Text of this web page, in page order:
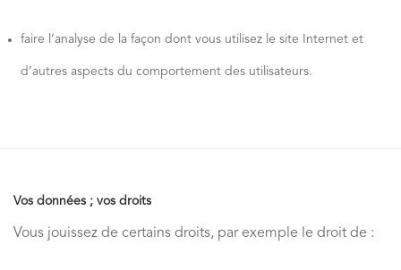
faire l’analyse de la façon dont vous utilisez le site Internet et
d’autres aspects du comportement des utilisateurs.
Vos données ; vos droits
Vous jouissez de certains droits, par exemple le droit de :